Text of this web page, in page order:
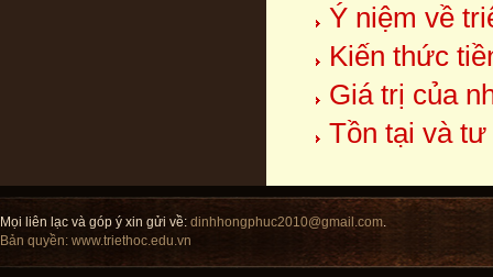
Ý niệm về
Kiến thức
Giá trị của
Tồn tại và
Mọi liên lạc và góp ý xin gửi về: dinhhongphuc2010@gmail.com.
Bản quyền: www.triethoc.edu.vn